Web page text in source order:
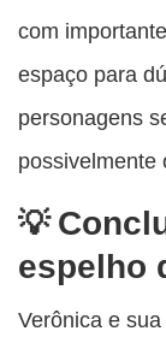
com
espaço para
personagens
possivelmente
espelho
Verônica e